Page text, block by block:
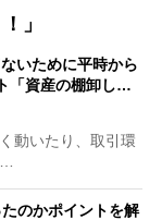
」
いために平時から
「資産の棚卸し…
動いたり、取引環
のかポイントを解